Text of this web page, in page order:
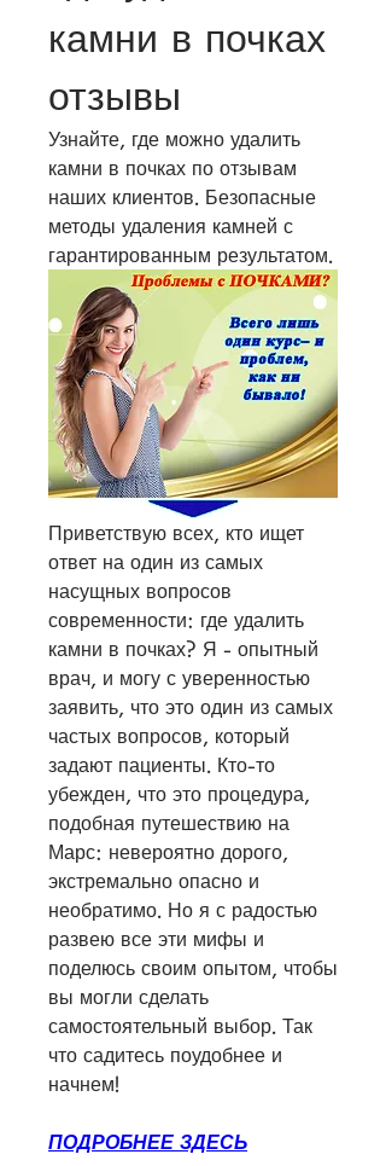
камни в почках
отзывы
Узнайте, где можно удалить
камни в почках по отзывам
наших клиентов. Безопасные
методы удаления камней с
гарантированным результатом.
Приветствую всех, кто ищет
ответ на один из самых
насущных вопросов
современности: где удалить
камни в почках? Я - опытный
врач, и могу с уверенностью
заявить, что это один из самых
частых вопросов, который
задают пациенты. Кто-то
убежден, что это процедура,
подобная путешествию на
Марс: невероятно дорого,
экстремально опасно и
необратимо. Но я с радостью
развею все эти мифы и
поделюсь своим опытом, чтобы
вы могли сделать
самостоятельный выбор. Так
что садитесь поудобнее и
начнем!
ПОДРОБНЕЕ ЗДЕСЬ